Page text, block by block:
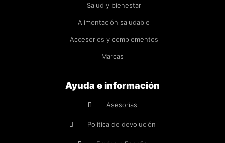
Salud y bienestar
Alimentación saludable
Accesorios y complementos
Marcas
Ayuda e información
Asesorías
Política de devolución